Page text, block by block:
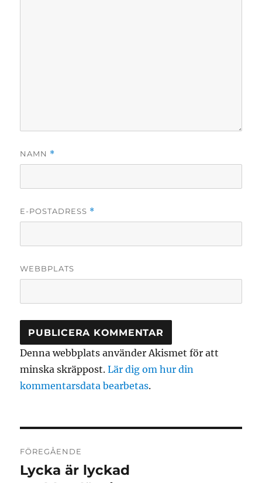
NAMN *
E-POSTADRESS *
WEBBPLATS
Denna webbplats använder Akismet för att
minska skräppost.Lär dig om hur din
kommentarsdata bearbetas.
FÖREGÅENDE
Föregående
Lycka är lyckad